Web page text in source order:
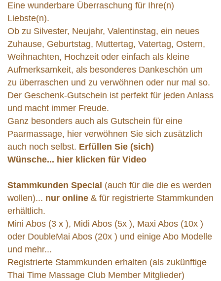
Eine wunderbare Überraschung für Ihre(n)
Liebste(n).
Ob zu Silvester, Neujahr, Valentinstag, ein neues
Zuhause, Geburtstag, Muttertag, Vatertag, Ostern,
Weihnachten, Hochzeit oder einfach als kleine
Aufmerksamkeit, als besonderes Dankeschön um
zu überraschen und zu verwöhnen oder nur mal so.
Der Geschenk-Gutschein ist perfekt für jeden Anlass
und macht immer Freude.
Ganz besonders auch als Gutschein für eine
Paarmassage, hier verwöhnen Sie sich zusätzlich
auch noch selbst. Erfüllen Sie (sich)
Wünsche... hier klicken für Video
Stammkunden Special (auch für die die es werden
wollen)... nur online & für registrierte Stammkunden
erhältlich.
Mini Abos (3 x ), Midi Abos (5x ), Maxi Abos (10x )
oder DoubleMai Abos (20x ) und einige Abo Modelle
und mehr...
Registrierte Stammkunden erhalten (als zukünftige
Thai Time Massage Club Member Mitglieder)